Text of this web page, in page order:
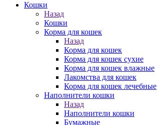
Кошки
Назад
Кошки
Корма для кошек
Назад
Корма для кошек
Корма для кошек сухие
Корма для кошек влажные
Лакомства для кошек
Корма для кошек лечебные
Наполнители кошки
Назад
Наполнители кошки
Бумажные